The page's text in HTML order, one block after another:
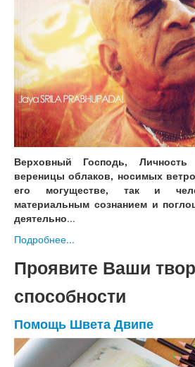
Верховный Господь,
вереницы облаков, носимых
его могуществе, так и
материальным сознанием и
деятельно...
Подробнее...
Проявите Ваши
способности
Помощь Швета Двипе